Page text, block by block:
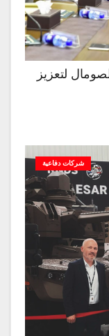
لتعزيز
شركات دفاعية